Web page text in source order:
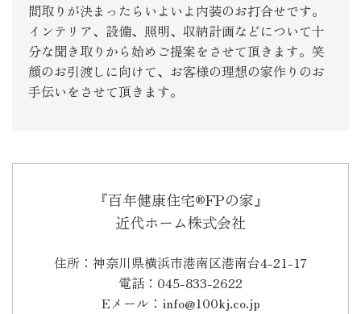
間取りが決まったらいよいよ内装のお打合せです。
インテリア、設備、照明、収納計画などについて十
分な聞き取りから始めご提案をさせて頂きます。笑
顔のお引渡しに向けて、お客様の理想の家作りのお
手伝いをさせて頂きます。
『百年健康住宅®FPの家』
近代ホーム株式会社
住所：神奈川県横浜市港南区港南台4-21-17
電話：045-833-2622
Eメール：info@100kj.co.jp